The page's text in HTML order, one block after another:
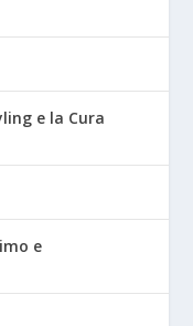
e la Cura
e